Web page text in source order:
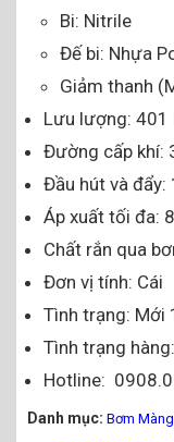
Bi: Nitrile
Đế bi: Nhựa
Giảm thanh
Lưu lượng:
Đường cấp khí:
Đầu hút và đẩy:
Áp xuất tối đa:
Chất rắn qua
Đơn vị tính: Cái
Tình trạng: Mới
Tình trạng
Hotline:
Danh mục: Bơm